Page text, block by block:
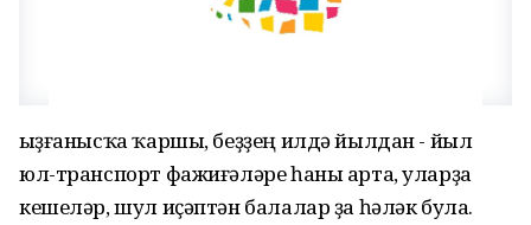
Ҡыҙғанысҡа ҡаршы, беҙҙең илдә йылдан - йыл
юл-транспорт фажиғәләре һаны арта, уларҙа
кешеләр, шул иҫәптән балалар ҙа һәләк була.